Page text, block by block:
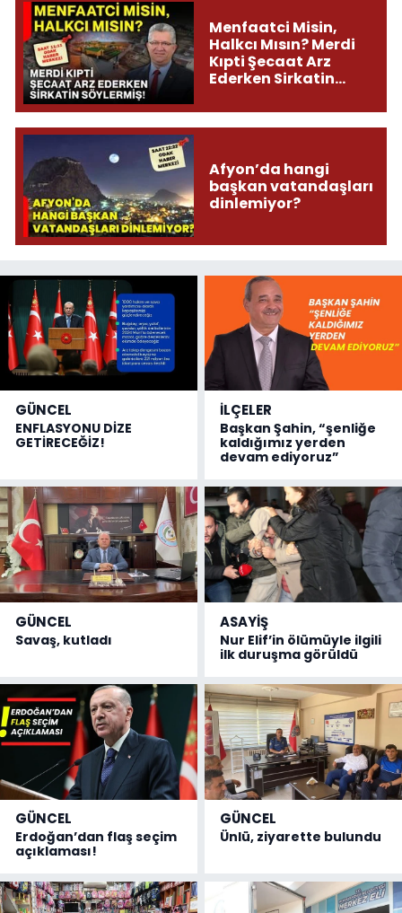
Menfaatci Misin,
Halkcı Mısın? Merdi
Kıpti Şecaat Arz
Ederken Sirkatin
Afyon’da hangi
başkan vatandaşları
dinlemiyor?
GÜNCEL
ENFLASYONU DİZE
GETİRECEĞİZ!
İLÇELER
Başkan Şahin, “şenliğe
kaldığımız yerden
devam ediyoruz”
GÜNCEL
Savaş, kutladı
ASAYİŞ
Nur Elif’in ölümüyle ilgili
ilk duruşma görüldü
GÜNCEL
Erdoğan’dan flaş seçim
açıklaması!
GÜNCEL
Ünlü, ziyarette bulundu